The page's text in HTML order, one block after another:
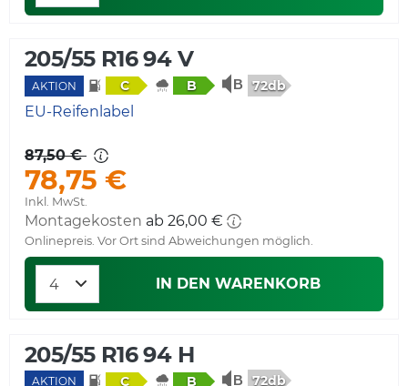
205/55 R16 94 V
AKTION C B 72db
EU-Reifenlabel
87,50 €
78,75 €
Inkl. MwSt.
Montagekosten ab 26,00 €
Onlinepreis. Vor Ort sind Abweichungen möglich.
IN DEN WARENKORB
205/55 R16 94 H
AKTION C B 72db